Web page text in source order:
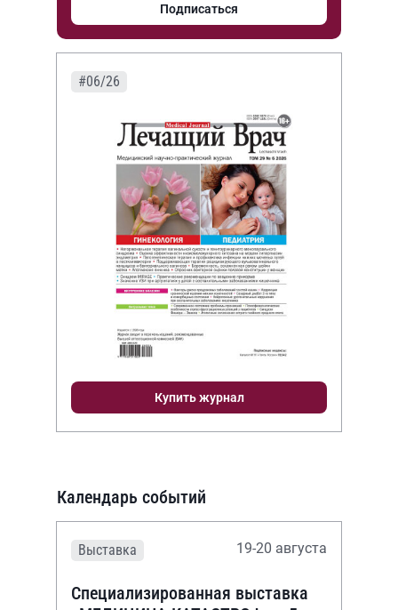
Подписаться
#06/26
Купить журнал
Календарь событий
Выставка 19-20 августа
Специализированная выставка